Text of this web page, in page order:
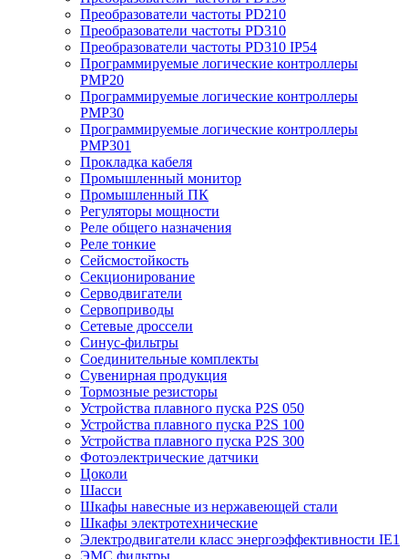
Преобразователи частоты PD210
Преобразователи частоты PD310
Преобразователи частоты PD310 IP54
Программируемые логические контроллеры
PMP20
Программируемые логические контроллеры
PMP30
Программируемые логические контроллеры
PMP301
Прокладка кабеля
Промышленный монитор
Промышленный ПК
Регуляторы мощности
Реле общего назначения
Реле тонкие
Сейсмостойкость
Секционирование
Серводвигатели
Сервоприводы
Сетевые дроссели
Синус-фильтры
Соединительные комплекты
Сувенирная продукция
Тормозные резисторы
Устройства плавного пуска P2S 050
Устройства плавного пуска P2S 100
Устройства плавного пуска P2S 300
Фотоэлектрические датчики
Цоколи
Шасси
Шкафы навесные из нержавеющей стали
Шкафы электротехнические
Электродвигатели класс энергоэффективности IE1
ЭМС фильтры